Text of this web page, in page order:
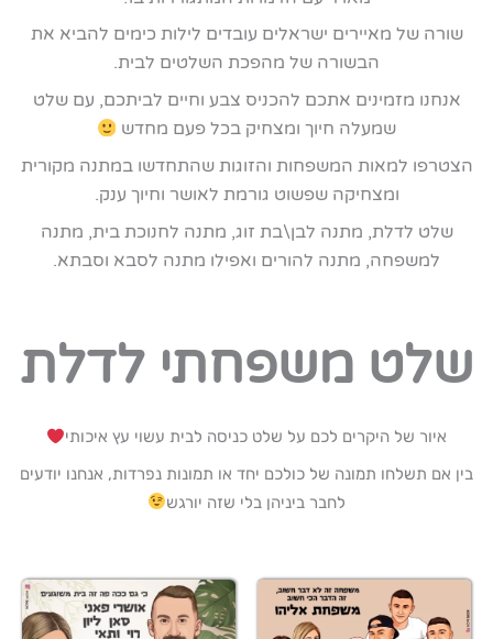
שורה של מאיירים ישראלים עובדים לילות כימים להביא את
הבשורה של מהפכת השלטים לבית.
אנחנו מזמינים אתכם להכניס צבע וחיים לביתכם, עם שלט
שמעלה חיוך ומצחיק בכל פעם מחדש
הצטרפו למאות המשפחות והזוגות שהתחדשו במתנה מקורית
ומצחיקה שפשוט גורמת לאושר וחיוך ענק.
שלט לדלת, מתנה לבן\בת זוג, מתנה לחנוכת בית, מתנה
למשפחה, מתנה להורים ואפילו מתנה לסבא וסבתא.
שלט משפחתי לדלת​
איור של היקרים לכם על שלט כניסה לבית עשוי עץ איכותי
בין אם תשלחו תמונה של כולכם יחד או תמונות נפרדות, אנחנו יודעים
לחבר ביניהן בלי שזה יורגש